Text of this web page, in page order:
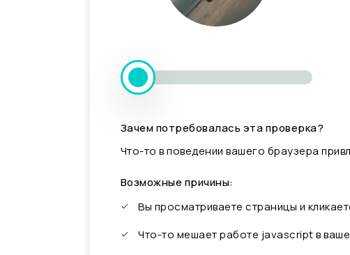
Зачем потребовалась эта проверка?
Что-то в поведении вашего браузера
Возможные причины:
Вы просматриваете страницы и
Что-то мешает работе javascript в